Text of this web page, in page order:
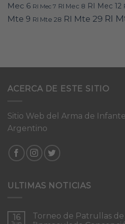
Mec 6 RI Mec 7 RI Mec 8 RI Mec 12
Mte 9 RI Mte 28 RI Mte 29 RI
ACERCA DE ESTE SITIO
Sitio Web del Arma de
Argentino
ULTIMAS NOTICIAS
16
Torneo de Patrullas